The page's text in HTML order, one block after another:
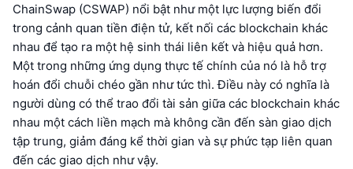
ChainSwap (CSWAP) nổi bật như một lực lượng biến đổi
trong cảnh quan tiền điện tử, kết nối các blockchain khác
nhau để tạo ra một hệ sinh thái liên kết và hiệu quả hơn.
Một trong những ứng dụng thực tế chính của nó là hỗ trợ
hoán đổi chuỗi chéo gần như tức thì. Điều này có nghĩa là
người dùng có thể trao đổi tài sản giữa các blockchain khác
nhau một cách liền mạch mà không cần đến sàn giao dịch
tập trung, giảm đáng kể thời gian và sự phức tạp liên quan
đến các giao dịch như vậy.